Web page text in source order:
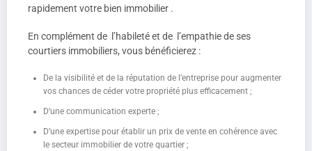
rapidement votre bien immobilier .
En complément de l’habileté et de l’empathie de ses
courtiers immobiliers, vous bénéficierez :
De la visibilité et de la réputation de l’entreprise pour augmenter
vos chances de céder votre propriété plus efficacement ;
D’une communication experte ;
D’une expertise pour établir un prix de vente en cohérence avec
le secteur immobilier de votre quartier ;